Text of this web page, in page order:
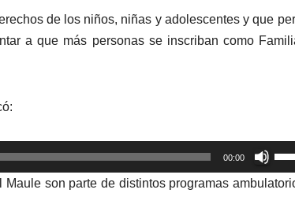
de los niños, niñas y adolescentes y que
a que más personas se inscriban como
00:00
las
son parte de distintos programas